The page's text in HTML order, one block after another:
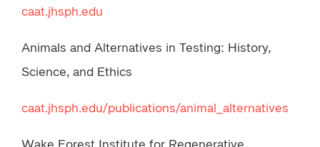
caat.jhsph.edu
Animals and Alternatives in Testing: History,
Science, and Ethics
caat.jhsph.edu/publications/animal_alternatives
Wake Forest Institute for Regenerative